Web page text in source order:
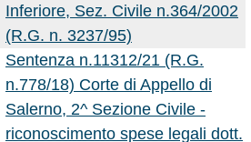
Inferiore, Sez. Civile n.364/2002
(R.G. n. 3237/95)
Sentenza n.11312/21 (R.G.
n.778/18) Corte di Appello di
Salerno, 2^ Sezione Civile -
riconoscimento spese legali dott.